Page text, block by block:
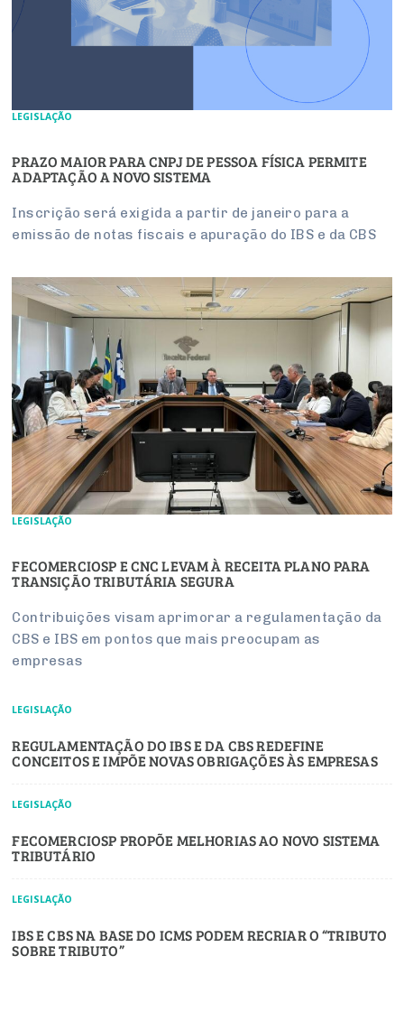
LEGISLAÇÃO
PRAZO MAIOR PARA CNPJ DE PESSOA FÍSICA PERMITE
ADAPTAÇÃO A NOVO SISTEMA
Inscrição será exigida a partir de janeiro para a
emissão de notas fiscais e apuração do IBS e da CBS
LEGISLAÇÃO
FECOMERCIOSP E CNC LEVAM À RECEITA PLANO PARA
TRANSIÇÃO TRIBUTÁRIA SEGURA
Contribuições visam aprimorar a regulamentação da
CBS e IBS em pontos que mais preocupam as
empresas
LEGISLAÇÃO
REGULAMENTAÇÃO DO IBS E DA CBS REDEFINE
CONCEITOS E IMPÕE NOVAS OBRIGAÇÕES ÀS EMPRESAS
LEGISLAÇÃO
FECOMERCIOSP PROPÕE MELHORIAS AO NOVO SISTEMA
TRIBUTÁRIO
LEGISLAÇÃO
IBS E CBS NA BASE DO ICMS PODEM RECRIAR O “TRIBUTO
SOBRE TRIBUTO”